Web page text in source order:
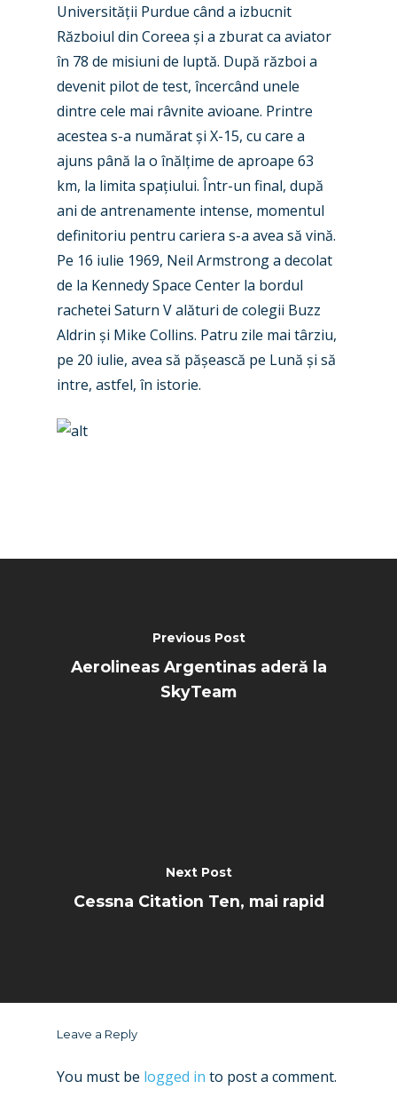
Universității Purdue când a izbucnit
Războiul din Coreea și a zburat ca aviator
în 78 de misiuni de luptă. După război a
devenit pilot de test, încercând unele
dintre cele mai râvnite avioane. Printre
acestea s-a numărat și X-15, cu care a
ajuns până la o înălțime de aproape 63
km, la limita spațiului. Într-un final, după
ani de antrenamente intense, momentul
definitoriu pentru cariera s-a avea să vină.
Pe 16 iulie 1969, Neil Armstrong a decolat
de la Kennedy Space Center la bordul
rachetei Saturn V alături de colegii Buzz
Aldrin și Mike Collins. Patru zile mai târziu,
pe 20 iulie, avea să pășească pe Lună și să
intre, astfel, în istorie.
Previous Post
Aerolineas Argentinas aderă la
SkyTeam
Next Post
Cessna Citation Ten, mai rapid
Leave a Reply
You must be logged in to post a comment.
Industry
Accidents / Incidents
Airshows
Dubai 2025
Paris 2025
Farnborough 2024
Paris 2023
Farnborough 2022
Dubai 2019
Paris 2019
Business Jets
Military
Trip Reports
Marketplace
Jobs
Contact